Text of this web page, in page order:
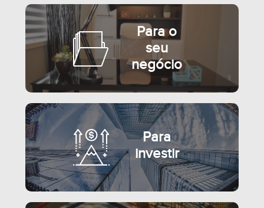
Para o
seu
negócio
Para
investir